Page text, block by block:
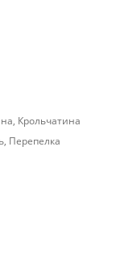
, Крольчатина
, Перепелка